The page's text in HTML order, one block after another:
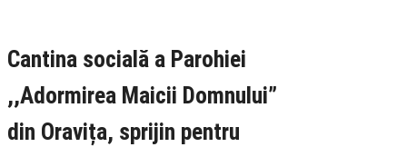
Cantina socială a Parohiei
,,Adormirea Maicii Domnului”
din Oravița, sprijin pentru